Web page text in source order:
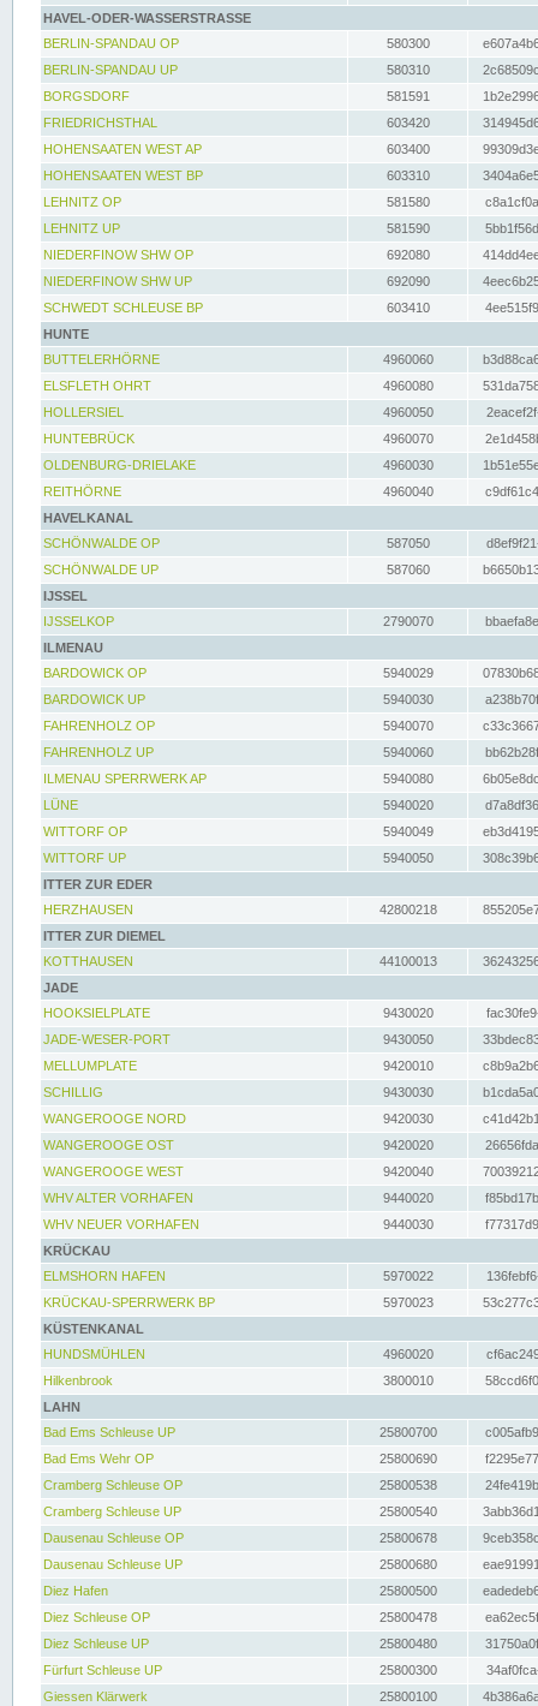
HAVEL-ODER-WASSERSTRASSE
BERLIN-SPANDAU OP
580300
BERLIN-SPANDAU UP
580310
BORGSDORF
581591
FRIEDRICHSTHAL
603420
HOHENSAATEN WEST AP
603400
HOHENSAATEN WEST BP
603310
LEHNITZ OP
581580
LEHNITZ UP
581590
NIEDERFINOW SHW OP
692080
NIEDERFINOW SHW UP
692090
SCHWEDT SCHLEUSE BP
603410
HUNTE
BUTTELERHÖRNE
4960060
ELSFLETH OHRT
4960080
HOLLERSIEL
4960050
HUNTEBRÜCK
4960070
OLDENBURG-DRIELAKE
4960030
REITHÖRNE
4960040
HAVELKANAL
SCHÖNWALDE OP
587050
SCHÖNWALDE UP
587060
IJSSEL
IJSSELKOP
2790070
ILMENAU
BARDOWICK OP
5940029
BARDOWICK UP
5940030
FAHRENHOLZ OP
5940070
FAHRENHOLZ UP
5940060
ILMENAU SPERRWERK AP
5940080
LÜNE
5940020
WITTORF OP
5940049
WITTORF UP
5940050
ITTER ZUR EDER
HERZHAUSEN
42800218
ITTER ZUR DIEMEL
KOTTHAUSEN
44100013
JADE
HOOKSIELPLATE
9430020
JADE-WESER-PORT
9430050
MELLUMPLATE
9420010
SCHILLIG
9430030
WANGEROOGE NORD
9420030
WANGEROOGE OST
9420020
WANGEROOGE WEST
9420040
WHV ALTER VORHAFEN
9440020
WHV NEUER VORHAFEN
9440030
KRÜCKAU
ELMSHORN HAFEN
5970022
KRÜCKAU-SPERRWERK BP
5970023
KÜSTENKANAL
HUNDSMÜHLEN
4960020
Hilkenbrook
3800010
LAHN
Bad Ems Schleuse UP
25800700
Bad Ems Wehr OP
25800690
Cramberg Schleuse OP
25800538
Cramberg Schleuse UP
25800540
Dausenau Schleuse OP
25800678
Dausenau Schleuse UP
25800680
Diez Hafen
25800500
Diez Schleuse OP
25800478
Diez Schleuse UP
25800480
Fürfurt Schleuse UP
25800300
Giessen Klärwerk
25800100